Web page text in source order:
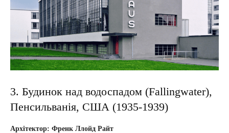
3. Будинок над водоспадом (Fallingwater),
Пенсильванія, США (1935-1939)
Архітектор: Френк Ллойд Райт